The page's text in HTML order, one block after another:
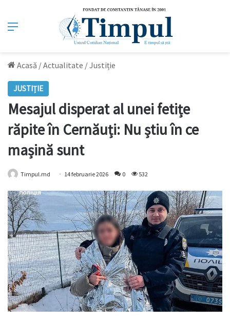
Meniu
Acasă /Actualitate /Justiție
JUSTIȚIE
Mesajul disperat al unei fetițe
răpite în Cernăuți: Nu știu în ce
mașină sunt
Timpul.md 14 februarie 2026 0 532